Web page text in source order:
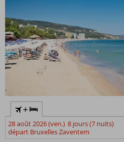
+
28 août 2026 (ven.) 8 jours (7 nuits)
départ Bruxelles Zaventem